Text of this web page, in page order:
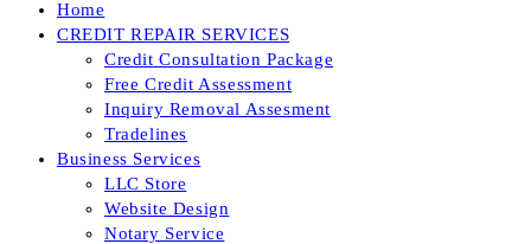
Home
CREDIT REPAIR SERVICES
Credit Consultation Package
Free Credit Assessment
Inquiry Removal Assesment
Tradelines
Business Services
LLC Store
Website Design
Notary Service